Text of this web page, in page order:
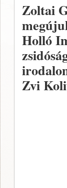
Zoltai
Holló
Zvi